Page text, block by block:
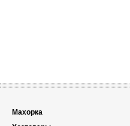
Махорка